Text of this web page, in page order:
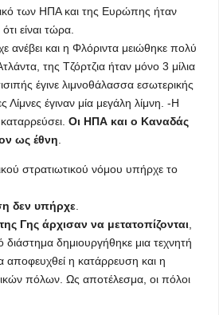
των ΗΠΑ και της Ευρώπης ήταν
είναι τώρα.
ανέβει και η Φλόριντα μειώθηκε πολύ
της Τζόρτζια ήταν μόνο 3 μίλια
έγινε λιμνοθάλασσα εσωτερικής
Λίμνες έγιναν μία μεγάλη λίμνη. -Η
Οι ΗΠΑ και ο Καναδάς
ως έθνη
στρατιωτικού νόμου υπήρχε το
δεν υπήρχε
Γης άρχισαν να μετατοπίζονται
διάστημα δημιουργήθηκε μια τεχνητή
αποφευχθεί η κατάρρευση και η
πόλων. Ως αποτέλεσμα, οι πόλοι